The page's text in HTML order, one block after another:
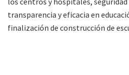
transparencia y eficacia en
finalización de construcción de